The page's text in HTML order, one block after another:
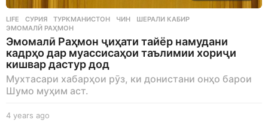
LIFE СУРИЯ ,ТУРКМАНИСТОН ,ЧИН ,ШЕРАЛИ КАБИР
ЭМОМАЛӢ РАҲМОН
Эмомалӣ Раҳмон ҷиҳати тайёр намудани
кадрҳо дар муассисаҳои таълимии хориҷи
кишвар дастур дод
Мухтасари хабарҳои рӯз, ки донистани онҳо барои
Шумо муҳим аст.
4 years ago